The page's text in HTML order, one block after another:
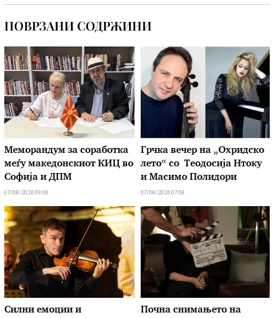
ПОВРЗАНИ СОДРЖИНИ
Меморандум за соработка
меѓу македонскиот КИЦ во
Софија и ДПМ
07/08/2026 09:08
Грчка вечер на „Охридско
лето“ со Теодосија Нтоку
и Масимо Полидори
07/08/2026 07:08
Силни емоции и
Почна снимањето на